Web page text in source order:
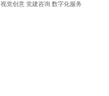
视觉创意 党建咨询 数字化服务